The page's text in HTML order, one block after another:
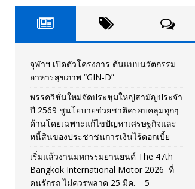
[ March 26, 2026 ]
เริ่มแล้วงาน
เมย.2569
AUTO NEWS
[ February 10, 2026 ] นครปฐมส้ม
วันที่สายอนุรักษ์นิยมเลิกรบกันเอง
[ November 26, 2025 ] i-Motor
[ April 30, 2026 ] จุฬาฯ เปิดตัวโค
จุฬาฯ เปิดตัวโครงการ ต้นแบบนวัตกรรม
อาหารสุขภาพ “GIN-D”
พรรควิชั่นใหม่จัดประชุมใหญ่สามัญประจำ
ปี 2569 ชูนโยบายช่วยชาติครอบคลุมทุกๆ
ด้านโดยเฉพาะแก้ไขปัญหาเศรษฐกิจและ
หนี้สินของประชาชนการเงินไร้ดอกเบี้ย
เริ่มแล้วงานมหกรรมยานยนต์ The 47th
Bangkok International Motor 2026 ที่
คนรักรถ ไม่ควรพลาด 25 มีค. – 5